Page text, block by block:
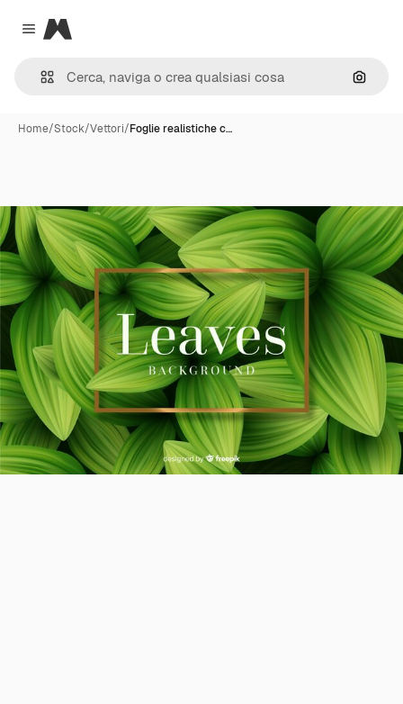
Close menu
Magnific
Cerca
Home/Stock/Vettori/Foglie realistiche c…